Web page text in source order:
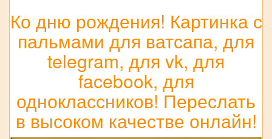
Ко дню рождения! Картинка с
пальмами для ватсапа, для
telegram, для vk, для
facebook, для
одноклассников! Переслать
в высоком качестве онлайн!